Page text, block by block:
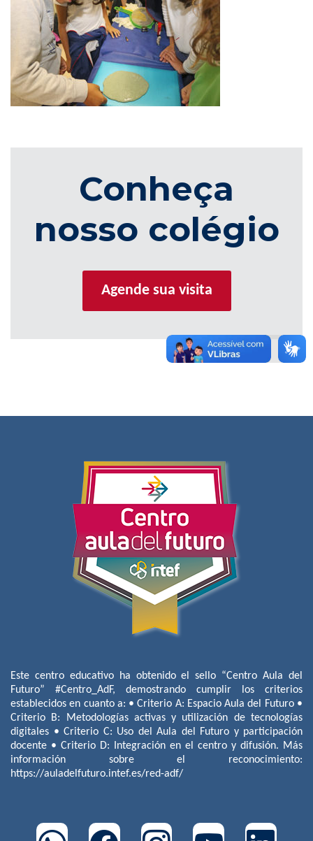
Conheça
nosso colégio
Agende sua visita
Este centro educativo ha obtenido el sello “Centro Aula del
Futuro” #Centro_AdF, demostrando cumplir los criterios
establecidos en cuanto a: • Criterio A: Espacio Aula del Futuro •
Criterio B: Metodologías activas y utilización de tecnologías
digitales • Criterio C: Uso del Aula del Futuro y participación
docente • Criterio D: Integración en el centro y difusión. Más
información sobre el reconocimiento:
https://auladelfuturo.intef.es/red-adf/